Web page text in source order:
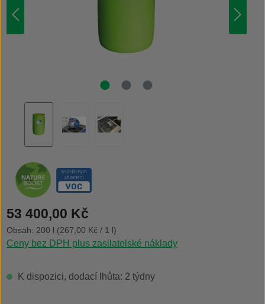
Běžná cena:
53 400,00 Kč
Obsah: 200 l (267,00 Kč / 1 l)
Ceny bez DPH plus zasilatelské náklady
K dispozici, dodací lhůta: 2 týdny